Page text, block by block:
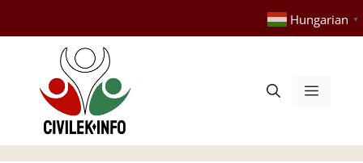
tartalomba
Hungarian ▼
Menü